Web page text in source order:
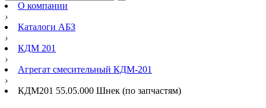
О компании
›
Каталоги АБЗ
›
КДМ 201
›
Агрегат смесительный КДМ-201
›
КДМ201 55.05.000 Шнек (по запчастям)